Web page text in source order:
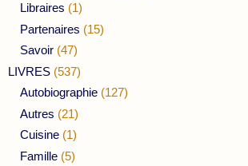
Libraires (1)
Partenaires (15)
Savoir (47)
LIVRES (537)
Autobiographie (127)
Autres (21)
Cuisine (1)
Famille (5)